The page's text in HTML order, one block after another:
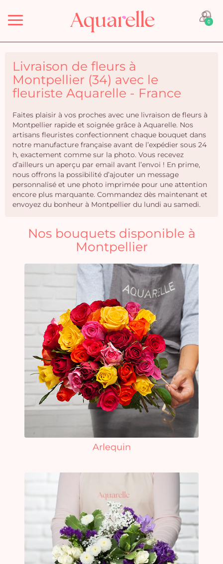
Menu 0
Livraison de fleurs à
Montpellier (34) avec le
fleuriste Aquarelle - France
Faites plaisir à vos proches avec une livraison de fleurs à
Montpellier rapide et soignée grâce à Aquarelle. Nos
artisans fleuristes confectionnent chaque bouquet dans
notre manufacture française avant de l’expédier sous 24
h, exactement comme sur la photo. Vous recevez
d’ailleurs un aperçu par email avant l’envoi ! En prime,
nous offrons la possibilité d’ajouter un message
personnalisé et une photo imprimée pour une attention
encore plus marquante. Commandez dès maintenant et
envoyez du bonheur à Montpellier du lundi au samedi.
Nos bouquets disponible à
Montpellier
Arlequin